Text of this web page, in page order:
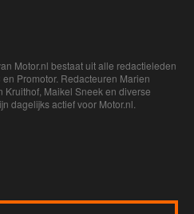
Motor.nl bestaat uit alle redactieleden
en Promotor. Redacteuren Marien
Kruithof, Maikel Sneek en diverse
dagelijks actief voor Motor.nl.